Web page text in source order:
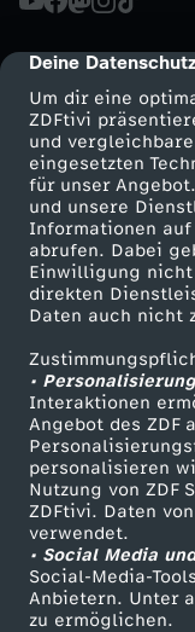
cmp-dialog-
Deine
Um dir eine
ZDFtivi
und
eingesetzten
für unser
und unsere
Informationen
abrufen. Dabei
Einwilligung
direkten
Daten auch nicht
•
Interaktionen
Angebot des ZDF
personalisieren
Nutzung von ZDF
ZDFtivi. Daten
verwendet.
• Social Media
Social-Media-
Anbietern. Unter
zu ermöglichen.
Mehr ZDF
ZDF-Apps
Smart TV
ZDFtext
Livestreams
Sendungen A-Z
TV-Programm
ZDF Unternehmen
Karriere